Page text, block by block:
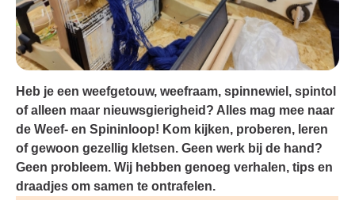
Heb je een weefgetouw, weefraam, spinnewiel, spintol
of alleen maar nieuwsgierigheid? Alles mag mee naar
de Weef- en Spininloop! Kom kijken, proberen, leren
of gewoon gezellig kletsen. Geen werk bij de hand?
Geen probleem. Wij hebben genoeg verhalen, tips en
draadjes om samen te ontrafelen.